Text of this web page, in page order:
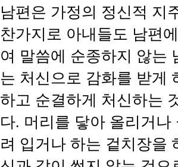
남편은 가정의 정신적 지
찬가지로 아내들도 남편
여 말씀에 순종하지 않는
는 처신으로 감화를 받게
하고 순결하게 처신하는
다. 머리를 닿아 올리거나
려 입거나 하는 겉치장을